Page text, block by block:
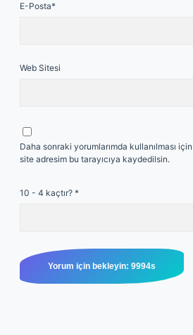
E-Posta*
Web Sitesi
Daha sonraki yorumlarımda kullanılması
site adresim bu tarayıcıya kaydedilsin.
10 - 4 kaçtır? *